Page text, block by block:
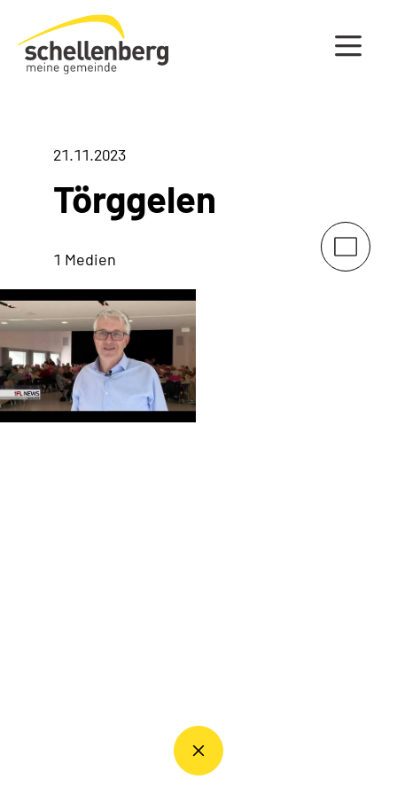
Gemeinde Schellenberg Startseite
21.11.2023
Törggelen
1 Medien